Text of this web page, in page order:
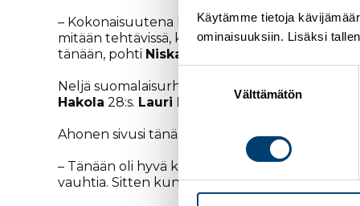
Käytämme tietoja
ominaisuuksiin. Lisäksi
Välttämätön
– Kokonaisuutena hyvä kisa ja paljon pisteitä
mitään tehtävissä, kun ojentajat kramppasivat
tänään, pohti Niskanen
Neljä suomalaisurheilijaa ylsi kilpailussa
Hakola 28:s. Lauri Lepistö oli 38:s jaRemi
Ahonen sivusi tänään uransa parasta
– Tänään oli hyvä kisa ja tasainen veto.
vauhtia. Sitten kun se siitä tasoittui, niin tuli